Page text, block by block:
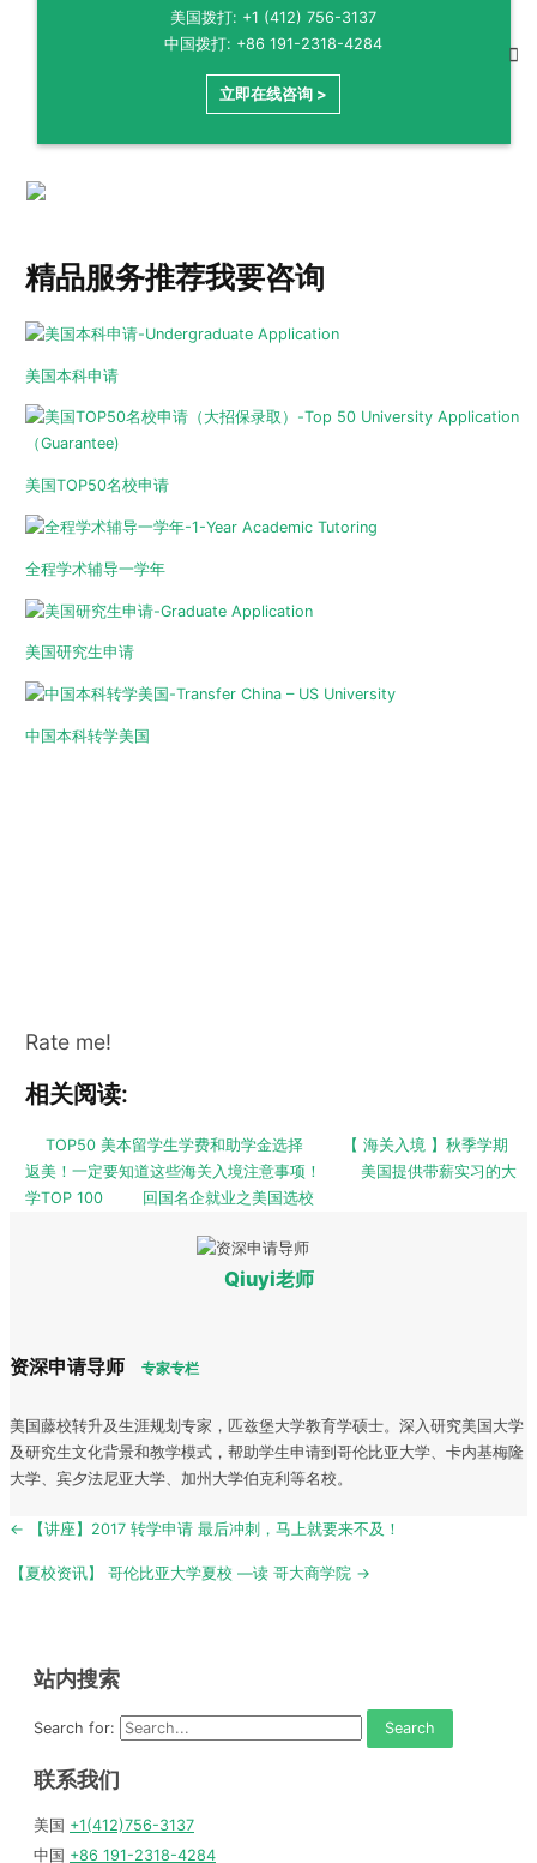
美国拨打: +1 (412) 756-3137
中国拨打: +86 191-2318-4284
立即在线咨询 >
精品服务推荐我要咨询
美国本科申请
美国TOP50名校申请
全程学术辅导一学年
美国研究生申请
中国本科转学美国
Rate me!
相关阅读:
TOP50 美本留学生学费和助学金选择
【 海关入境 】秋季学期
返美！一定要知道这些海关入境注意事项！
美国提供带薪实习的大
学TOP 100
回国名企就业之美国选校
Qiuyi老师
资深申请导师 专家专栏
美国藤校转升及生涯规划专家，匹兹堡大学教育学硕士。深入研究美国大学
及研究生文化背景和教学模式，帮助学生申请到哥伦比亚大学、卡内基梅隆
大学、宾夕法尼亚大学、加州大学伯克利等名校。
Post
← 【讲座】2017 转学申请 最后冲刺，马上就要来不及！
【夏校资讯】 哥伦比亚大学夏校 —读 哥大商学院 →
站内搜索
Search for:
联系我们
美国 +1(412)756-3137
中国 +86 191-2318-4284